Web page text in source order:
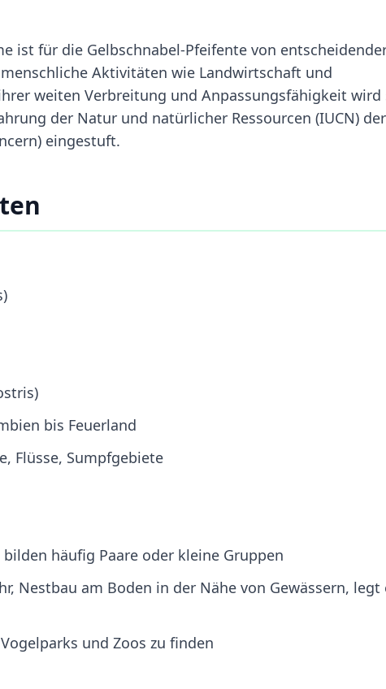
ist für die Gelbschnabel-Pfeifente von
Aktivitäten wie Landwirtschaft und
weiten Verbreitung und Anpassungsfähigkeit wird
der Natur und natürlicher Ressourcen (IUCN)
eingestuft.
bis Feuerland
Flüsse, Sumpfgebiete
häufig Paare oder kleine Gruppen
Nestbau am Boden in der Nähe von Gewässern, legt
und Zoos zu finden